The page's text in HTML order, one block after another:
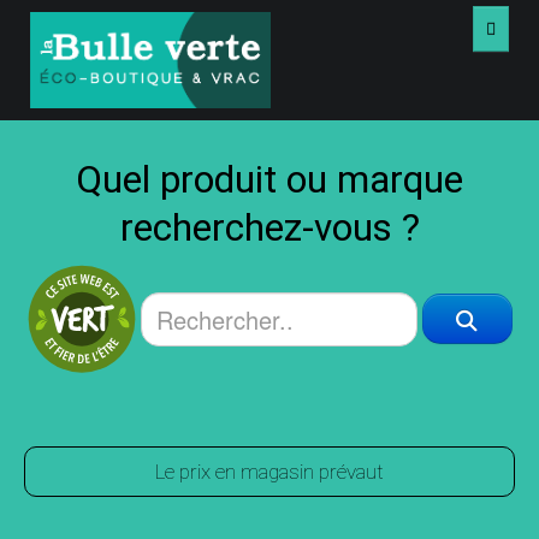
PRODUITS
LIVRES USAGÉS
Quel produit ou marque
recherchez-vous ?
Le prix en magasin prévaut